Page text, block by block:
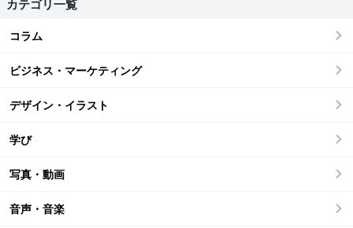
カテゴリ一覧
コラム
ビジネス・マーケティング
デザイン・イラスト
学び
写真・動画
音声・音楽